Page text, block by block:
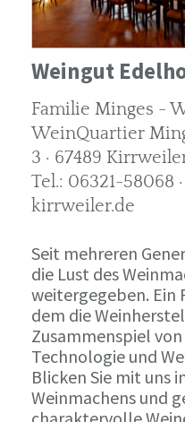
Weingut
Familie Minges -
WeinQuartier
3 · 67489
Tel.: 06321-58068
kirrweiler.de
Seit mehreren
die Lust des
weitergegeben. Ein
dem die
Zusammenspiel
Technologie und
Blicken Sie mit uns
Weinmachens und